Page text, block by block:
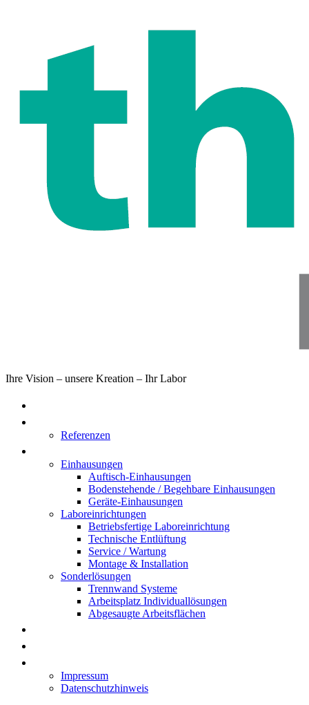
Ihre Vision – unsere Kreation – Ihr Labor
Referenzen
Einhausungen
Auftisch-Einhausungen
Bodenstehende / Begehbare Einhausungen
Geräte-Einhausungen
Laboreinrichtungen
Betriebsfertige Laboreinrichtung
Technische Entlüftung
Service / Wartung
Montage & Installation
Sonderlösungen
Trennwand Systeme
Arbeitsplatz Individuallösungen
Abgesaugte Arbeitsflächen
Impressum
Datenschutzhinweis